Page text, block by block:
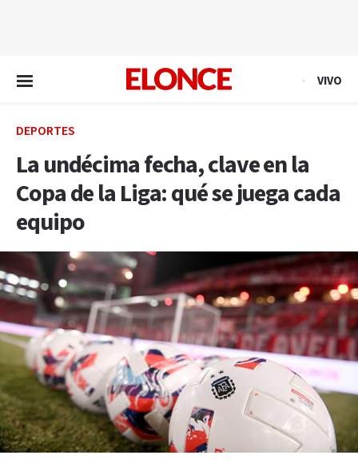
VIVO
DEPORTES
La undécima fecha, clave en la
Copa de la Liga: qué se juega cada
equipo